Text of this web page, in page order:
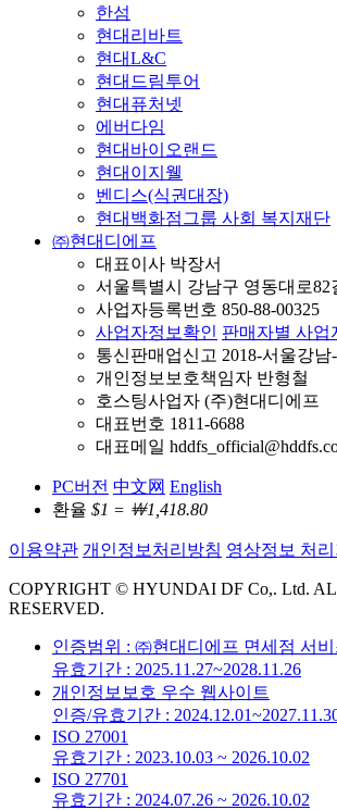
한섬
현대리바트
현대L&C
현대드림투어
현대퓨처넷
에버다임
현대바이오랜드
현대이지웰
벤디스(식권대장)
현대백화점그룹 사회 복지재단
㈜현대디에프
대표이사 박장서
서울특별시 강남구 영동대로82
사업자등록번호 850-88-00325
사업자정보확인 판매자별 사업
통신판매업신고 2018-서울강남
개인정보보호책임자 반형철
호스팅사업자 (주)현대디에프
대표번호 1811-6688
대표메일
PC버전 中文网 English
환율 $1 = ￦1,418.80
이용약관 개인정보처리방침 영상정보 처
COPYRIGHT © HYUNDAI DF Co,. Ltd.
RESERVED.
인증범위 : ㈜현대디에프 면세점 서
유효기간 : 2025.11.27~2028.11.26
개인정보보호 우수 웹사이트
인증/유효기간 :
ISO 27001
유효기간 : 2023.10.03 ~ 2026.10.02
ISO 27701
유효기간 : 2024.07.26 ~ 2026.10.02